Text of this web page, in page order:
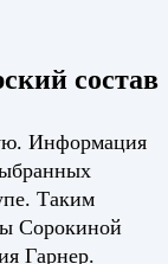
состав
Информация
Таким
Сорокиной
Гарнер.